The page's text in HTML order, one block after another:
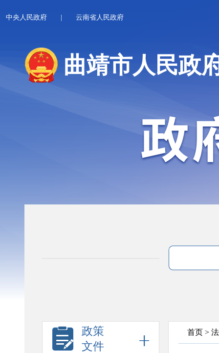
中央人民政府 云南省人民政府
曲靖市人民政
政策
文件
首页 >